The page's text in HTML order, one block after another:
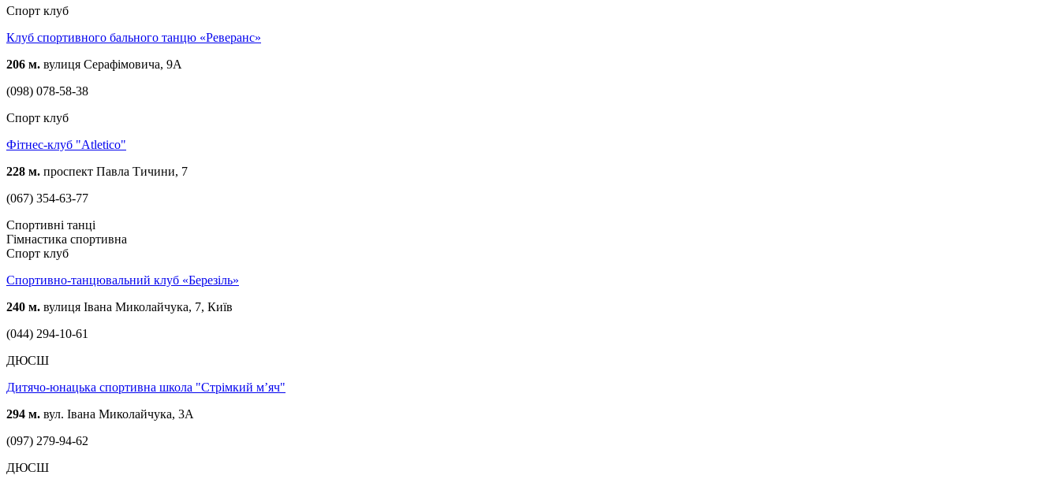
Спорт клуб
Клуб спортивного бального танцю «Реверанс»
206 м. вулиця Серафімовича, 9А
(098) 078-58-38
Спорт клуб
Фітнес-клуб "Atletico"
228 м. проспект Павла Тичини, 7
(067) 354-63-77
Спортивні танці
Гімнастика спортивна
Спорт клуб
Спортивно-танцювальний клуб «Березіль»
240 м. вулиця Івана Миколайчука, 7, Київ
(044) 294-10-61
ДЮСШ
Дитячо-юнацька спортивна школа "Стрімкий м’яч"
294 м. вул. Івана Миколайчука, 3А
(097) 279-94-62
ДЮСШ